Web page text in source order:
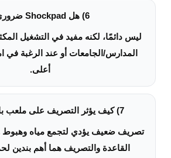
6) هل Shockpad ضروري؟
ليس دائمًا، لكنه مفيد في التشغيل
المدارس/الجامعات أو عند الرغبة
أعلى.
7) كيف يؤثر التصريف على ملعب بادل خارجي؟
تصريف ضعيف يؤدي لتجمع مياه وهبوط
القاعدة والتصريف هما أهم بندين